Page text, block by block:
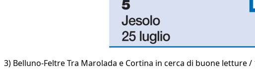
3) Belluno-Feltre Tra Marolada e Cortina in cerca di buone letture /